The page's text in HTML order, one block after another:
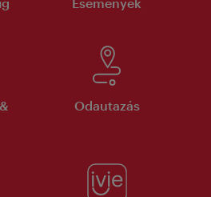
Események
Odautazás